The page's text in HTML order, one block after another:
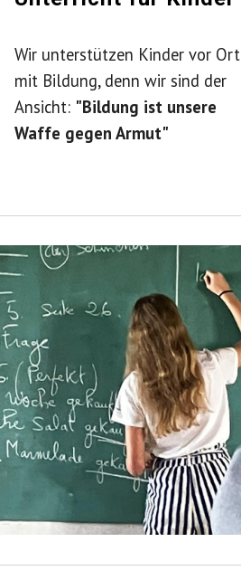
Wir unterstützen Kinder vor Ort
mit Bildung, denn wir sind der
Ansicht: "Bildung ist unsere
Waffe gegen Armut"